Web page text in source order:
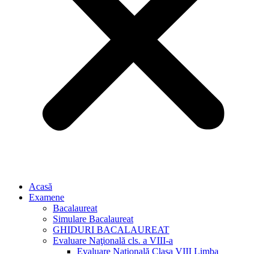
Acasă
Examene
Bacalaureat
Simulare Bacalaureat
GHIDURI BACALAUREAT
Evaluare Naţională cls. a VIII-a
Evaluare Naţională Clasa VIII Limba